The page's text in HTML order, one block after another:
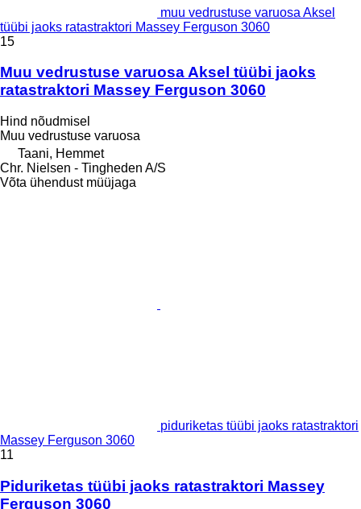
muu vedrustuse varuosa Aksel
tüübi jaoks ratastraktori Massey Ferguson 3060
15
Muu vedrustuse varuosa Aksel tüübi jaoks
ratastraktori Massey Ferguson 3060
Hind nõudmisel
Muu vedrustuse varuosa
Taani, Hemmet
Chr. Nielsen - Tingheden A/S
Võta ühendust müüjaga
piduriketas tüübi jaoks ratastraktori
Massey Ferguson 3060
11
Piduriketas tüübi jaoks ratastraktori Massey
Ferguson 3060